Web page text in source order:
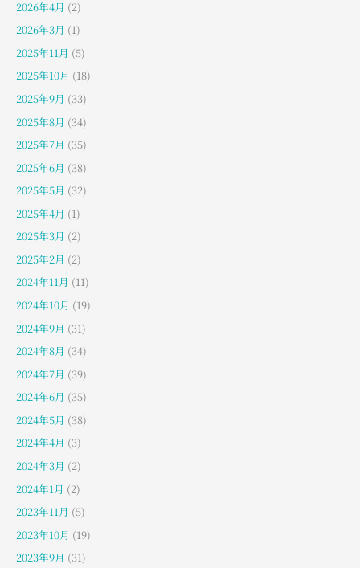
2026年4月 (2)
2026年3月 (1)
2025年11月 (5)
2025年10月 (18)
2025年9月 (33)
2025年8月 (34)
2025年7月 (35)
2025年6月 (38)
2025年5月 (32)
2025年4月 (1)
2025年3月 (2)
2025年2月 (2)
2024年11月 (11)
2024年10月 (19)
2024年9月 (31)
2024年8月 (34)
2024年7月 (39)
2024年6月 (35)
2024年5月 (38)
2024年4月 (3)
2024年3月 (2)
2024年1月 (2)
2023年11月 (5)
2023年10月 (19)
2023年9月 (31)